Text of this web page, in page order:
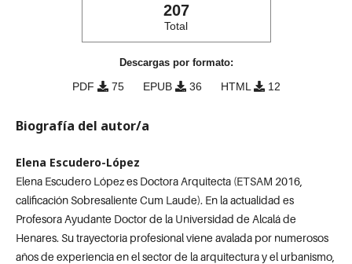
207
Total
Descargas por formato:
PDF 75 EPUB 36 HTML 12
Biografía del autor/a
Elena Escudero-López
Elena Escudero López es Doctora Arquitecta (ETSAM 2016,
calificación Sobresaliente Cum Laude). En la actualidad es
Profesora Ayudante Doctor de la Universidad de Alcalá de
Henares. Su trayectoria profesional viene avalada por numerosos
años de experiencia en el sector de la arquitectura y el urbanismo,